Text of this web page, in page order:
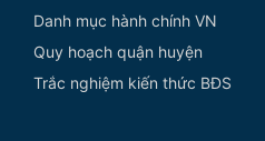
Danh mục hành chính VN
Quy hoạch quận huyện
Trắc nghiệm kiến thức BĐS